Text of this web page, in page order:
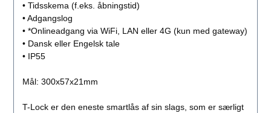
• Tidsskema (f.eks. åbningstid)
• Adgangslog
• *Onlineadgang via WiFi, LAN eller 4G (kun med gateway)
• Dansk eller Engelsk tale
• IP55
Mål: 300x57x21mm
T-Lock er den eneste smartlås af sin slags, som er særligt